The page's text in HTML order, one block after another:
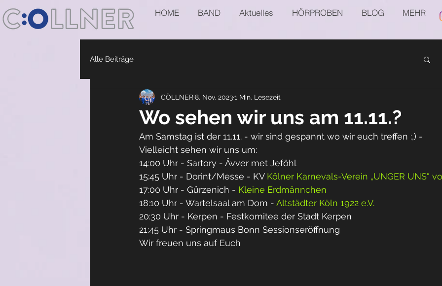
HOME BAND Aktuelles HÖRPROBEN BLOG MEHR
Alle Beiträge
Wo sehen wir uns am 11.11.?
CÖLLNER8. Nov. 20231 Min. Lesezeit
Am Samstag ist der 11.11. - wir sind gespannt wo wir euch treffen :,) -
Vielleicht sehen wir uns um:
14:00 Uhr - Sartory - Ävver met Jeföhl
15:45 Uhr - Dorint/Messe - KV Kölner Karnevals-Verein „UNGER UNS“
17:00 Uhr - Gürzenich - Kleine Erdmännchen
18:10 Uhr - Wartelsaal am Dom - Altstädter Köln 1922 e.V.
20:30 Uhr - Kerpen - Festkomitee der Stadt Kerpen
21:45 Uhr - Springmaus Bonn Sessionseröffnung
Wir freuen uns auf Euch